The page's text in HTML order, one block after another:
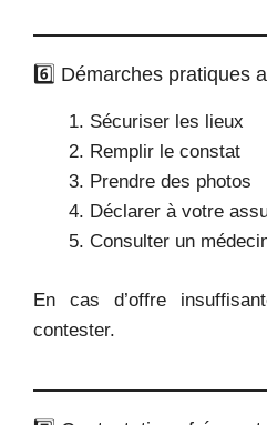
6️⃣ Démarches pratiques
Sécuriser les lieux
Remplir le constat
Prendre des photos
Déclarer à votre
Consulter un
En cas d’offre
contester.